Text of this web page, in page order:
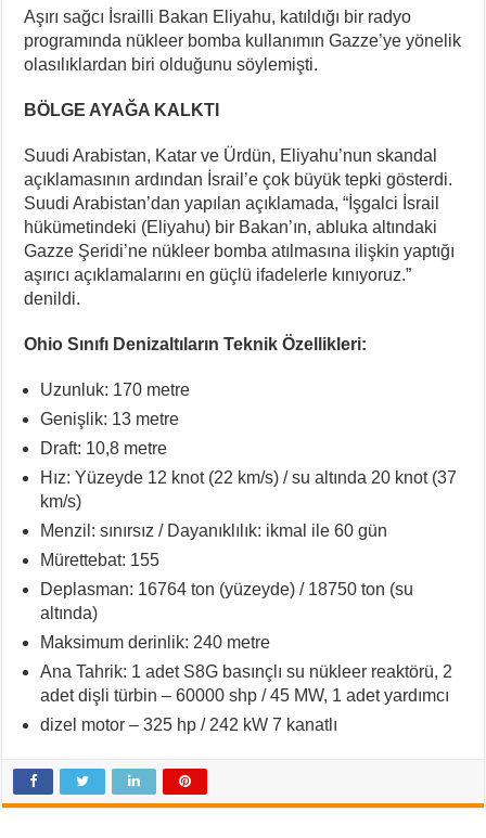
Aşırı sağcı İsrailli Bakan Eliyahu, katıldığı bir radyo
programında nükleer bomba kullanımın Gazze’ye yönelik
olasılıklardan biri olduğunu söylemişti.
BÖLGE AYAĞA KALKTI
Suudi Arabistan, Katar ve Ürdün, Eliyahu’nun skandal
açıklamasının ardından İsrail’e çok büyük tepki gösterdi.
Suudi Arabistan’dan yapılan açıklamada, “İşgalci İsrail
hükümetindeki (Eliyahu) bir Bakan’ın, abluka altındaki
Gazze Şeridi’ne nükleer bomba atılmasına ilişkin yaptığı
aşırıcı açıklamalarını en güçlü ifadelerle kınıyoruz.”
denildi.
Ohio Sınıfı Denizaltıların Teknik Özellikleri:
Uzunluk: 170 metre
Genişlik: 13 metre
Draft: 10,8 metre
Hız: Yüzeyde 12 knot (22 km/s) / su altında 20 knot (37
km/s)
Menzil: sınırsız / Dayanıklılık: ikmal ile 60 gün
Mürettebat: 155
Deplasman: 16764 ton (yüzeyde) / 18750 ton (su
altında)
Maksimum derinlik: 240 metre
Ana Tahrik: 1 adet S8G basınçlı su nükleer reaktörü, 2
adet dişli türbin – 60000 shp / 45 MW, 1 adet yardımcı
dizel motor – 325 hp / 242 kW 7 kanatlı